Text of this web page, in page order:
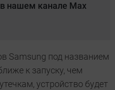
нашем канале Max
Samsung под названием
к запуску, чем
устройство будет